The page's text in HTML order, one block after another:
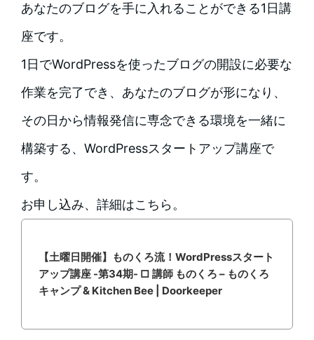
あなたのブログを手に入れることができる1日講
座です。
1日でWordPressを使ったブログの開設に必要な
作業を完了でき、あなたのブログが形になり、
その日から情報発信に専念できる環境を一緒に
構築する、WordPressスタートアップ講座で
す。
お申し込み、詳細はこちら。
【土曜日開催】ものくろ流！WordPressスタート
アップ講座 -第34期- □ 講師 ものくろ – ものくろ
キャンプ & Kitchen Bee | Doorkeeper